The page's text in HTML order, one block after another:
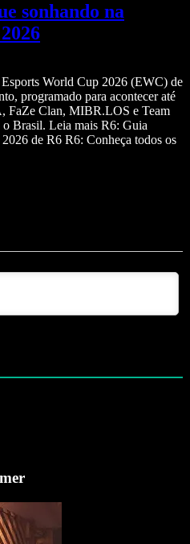
sonhando na
World Cup 2026 (EWC) de
programado para acontecer até
FaZe Clan, MIBR.LOS e Team
Brasil. Leia mais R6: Guia
de R6 R6: Conheça todos os